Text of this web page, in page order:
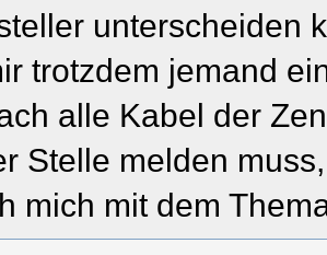
unterscheiden
trotzdem jemand
alle Kabel der
Stelle melden
mich mit dem